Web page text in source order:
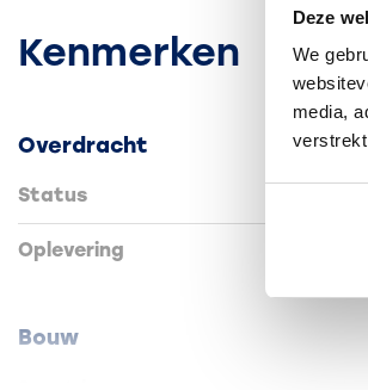
Deze
We
media,
Er zijn geen aansluitingen met
geen kosten.
Kenmerken
Overdracht
Status
Oplevering
Bouw